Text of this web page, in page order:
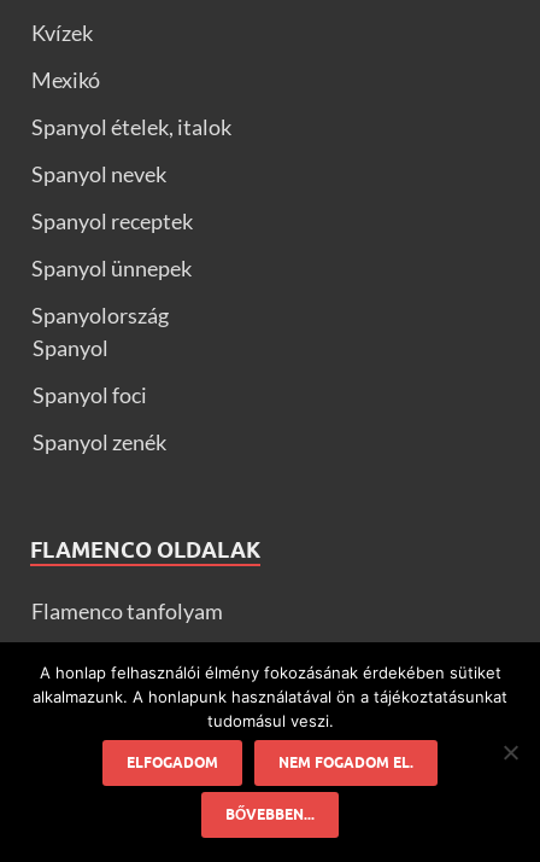
Kvízek
Mexikó
Spanyol ételek, italok
Spanyol nevek
Spanyol receptek
Spanyol ünnepek
Spanyolország
Spanyol
Spanyol foci
Spanyol zenék
FLAMENCO OLDALAK
Flamenco tanfolyam
Együttesek
Mi a flamenco?
Flamenco Blog
A honlap felhasználói élmény fokozásának érdekében sütiket
alkalmazunk. A honlapunk használatával ön a tájékoztatásunkat
tudomásul veszi.
ELFOGADOM NEM FOGADOM EL.
BŐVEBBEN...